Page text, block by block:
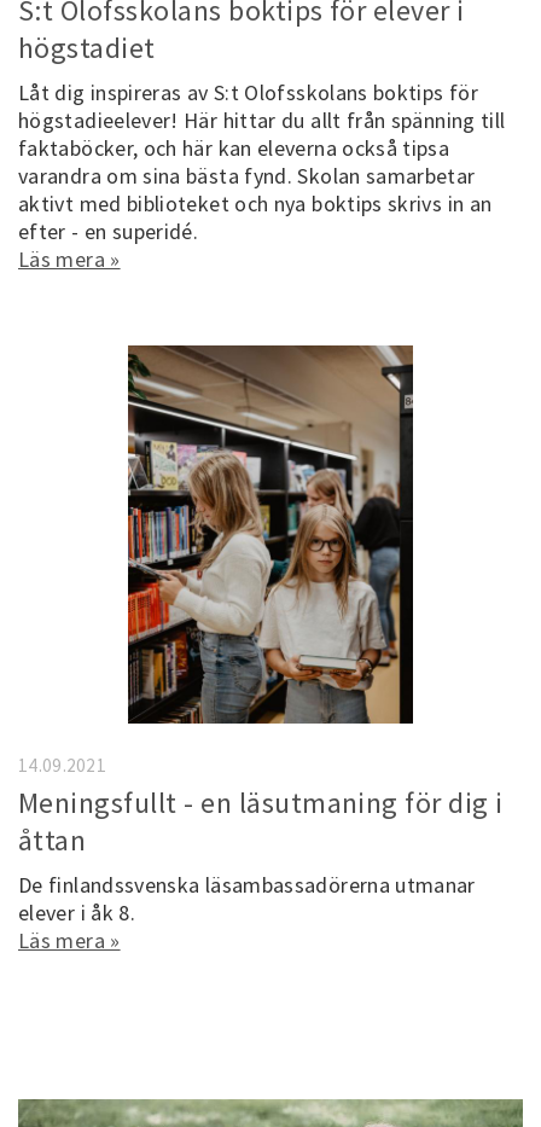
S:t Olofsskolans boktips för elever i
högstadiet
Låt dig inspireras av S:t Olofsskolans boktips för
högstadieelever! Här hittar du allt från spänning till
faktaböcker, och här kan eleverna också tipsa
varandra om sina bästa fynd. Skolan samarbetar
aktivt med biblioteket och nya boktips skrivs in an
efter - en superidé.
Läs mera »
Meningsfullt - en läsutmaning för dig i
åttan
De finlandssvenska läsambassadörerna utmanar
elever i åk 8.
Läs mera »
14.09.2021